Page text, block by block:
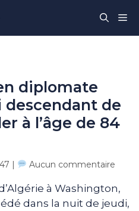
diplomate
descendant de
à l’âge de 84
| Aucun commentaire
à Washington,
dans la nuit de jeudi,